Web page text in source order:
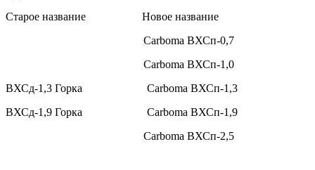
Старое название Новое название
Carboma ВХСп-0,7
Carboma ВХСп-1,0
ВХСд-1,3 Горка Carboma ВХСп-1,3
ВХСд-1,9 Горка Carboma ВХСп-1,9
Carboma ВХСп-2,5